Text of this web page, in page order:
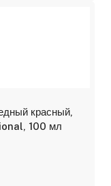
красный,
100 мл